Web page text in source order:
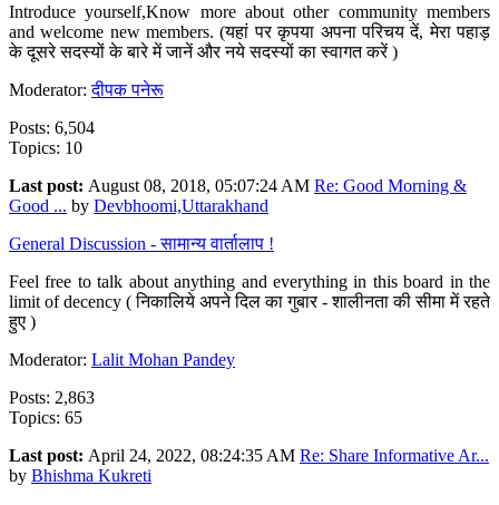
Introduce yourself,Know more about other community members
and welcome new members. (यहां पर कृपया अपना परिचय दें, मेरा पहाड़
के दूसरे सदस्यों के बारे में जानें और नये सदस्यों का स्वागत करें )
Moderator:दीपक पनेरू
Posts: 6,504
Topics: 10
Last post: August 08, 2018, 05:07:24 AM Re: Good Morning &
Good ... by Devbhoomi,Uttarakhand
General Discussion - सामान्य वार्तालाप !
Feel free to talk about anything and everything in this board in the
limit of decency ( निकालिये अपने दिल का गुबार - शालीनता की सीमा में रहते
हुए )
Moderator: Lalit Mohan Pandey
Posts: 2,863
Topics: 65
Last post: April 24, 2022, 08:24:35 AM Re: Share Informative Ar...
by Bhishma Kukreti